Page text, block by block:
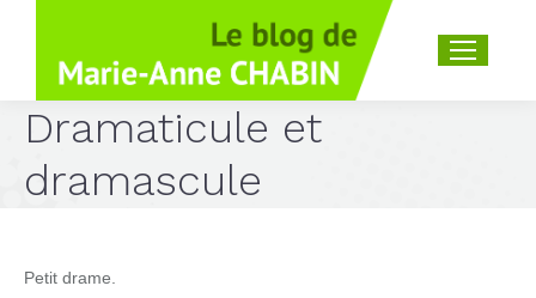
Recherche
Dramaticule et
dramascule
Petit drame.